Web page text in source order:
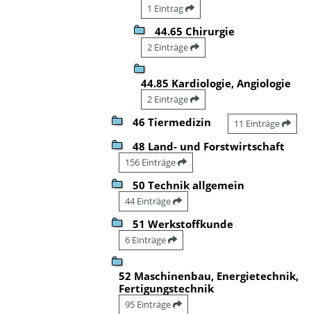
1 Eintrag
44.65 Chirurgie
2 Einträge
44.85 Kardiologie, Angiologie
2 Einträge
46 Tiermedizin 11 Einträge
48 Land- und Forstwirtschaft
156 Einträge
50 Technik allgemein
44 Einträge
51 Werkstoffkunde
6 Einträge
52 Maschinenbau, Energietechnik,
Fertigungstechnik
95 Einträge